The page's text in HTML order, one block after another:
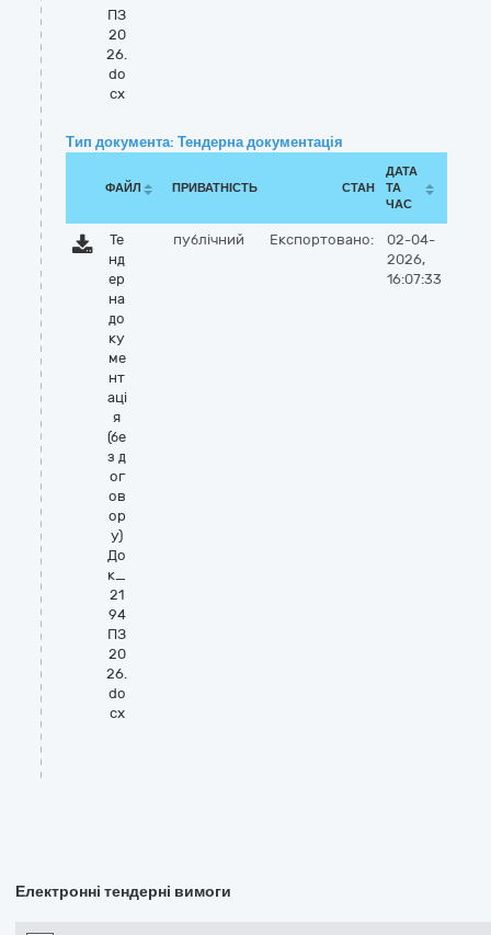
ПЗ
20
26.
do
cx
Тип документа: Тендерна документація
ФАЙЛ ПРИВАТНІСТЬ СТАН
ДАТА
ТА
ЧАС
Те
нд
ер
на
до
ку
ме
нт
аці
я
(бе
з д
ог
ов
ор
у)
До
к_
21
94
ПЗ
20
26.
do
cx
публічний Експортовано:
02-04-
2026,
16:07:33
Електронні тендерні вимоги